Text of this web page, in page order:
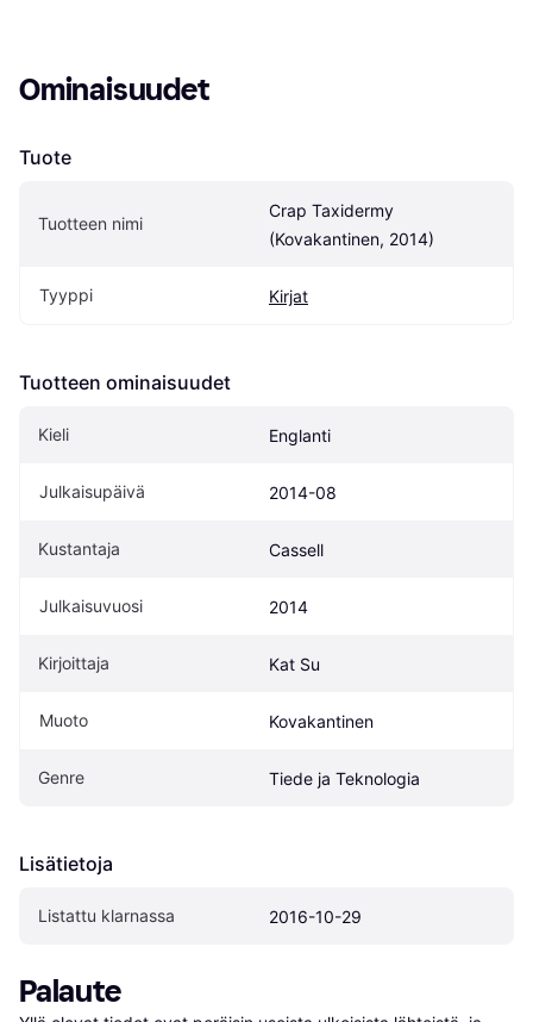
Ominaisuudet
Tuote
Tuotteen nimi
Crap Taxidermy
(Kovakantinen, 2014)
Tyyppi Kirjat
Tuotteen ominaisuudet
Kieli Englanti
Julkaisupäivä 2014-08
Kustantaja Cassell
Julkaisuvuosi 2014
Kirjoittaja Kat Su
Muoto Kovakantinen
Genre Tiede ja Teknologia
Lisätietoja
Listattu klarnassa 2016-10-29
Palaute